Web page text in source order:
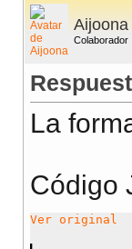
Aijoona
Colaborador
La
Código
Ver original